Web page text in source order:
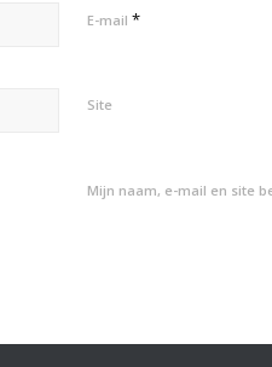
E-mail *
Site
Mijn naam, e-mail en site